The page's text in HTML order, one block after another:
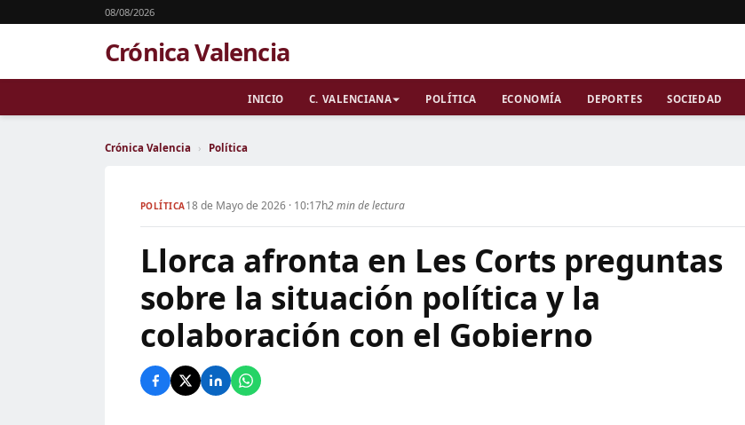
08/08/2026
Crónica Valencia
INICIO C. VALENCIANA POLÍTICA ECONOMÍA DEPORTES SOCIEDAD
Crónica Valencia › Política
POLÍTICA18 de Mayo de 2026 · 10:17h2 min de lectura
Llorca afronta en Les Corts preguntas
sobre la situación política y la
colaboración con el Gobierno